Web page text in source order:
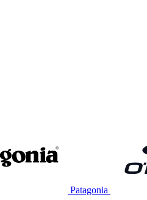
Patagonia